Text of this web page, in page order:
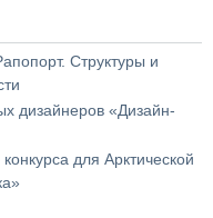
Структуры и
дизайнеров «Дизайн-
для Арктической